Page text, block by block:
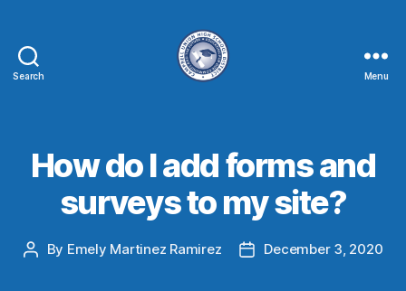
Search Menu
How do I add forms and
surveys to my site?
By Emely Martinez Ramirez December 3, 2020